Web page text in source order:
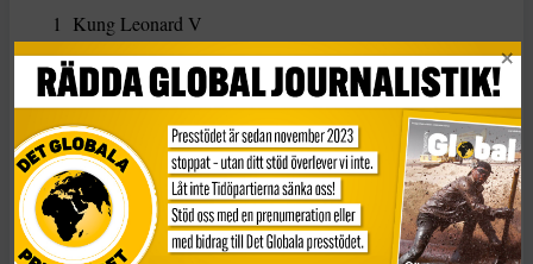
1 Kung Leonard V
x Napoleon Bonaparte
3 Kevin De Bruyne
4 Léopold II
6. En medlem i den amerikanska högerextrema
milisen Oath Keepers har erkänt sig skyldig till brott.
Han riskerar att dömas till 9 års fängelse. Vad för
brott rör det sig om?